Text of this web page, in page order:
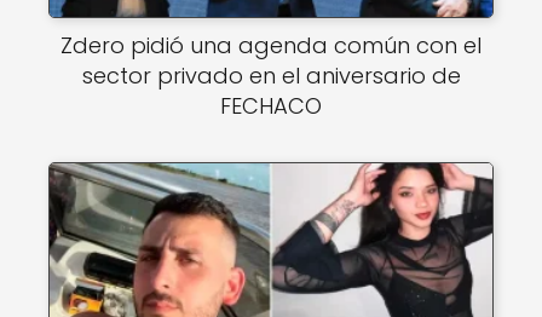
Zdero pidió una agenda común con el
sector privado en el aniversario de
FECHACO